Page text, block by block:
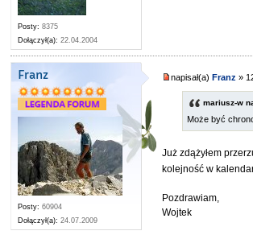
Posty: 8375
Dołączył(a): 22.04.2004
Franz
Posty: 60904
Dołączył(a): 24.07.2009
napisał(a)Franz »
mariusz-w
Może być
Już zdążyłem
kolejność w
Pozdrawiam,
Wojtek